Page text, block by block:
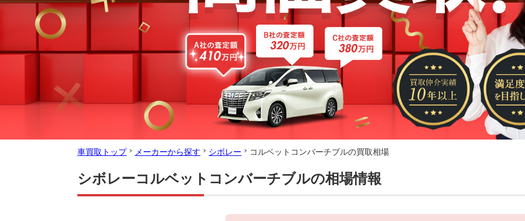
車買取トップ メーカーから探す シボレー コルベットコンバーチブルの買取相場
シボレーコルベットコンバーチブルの相場情報